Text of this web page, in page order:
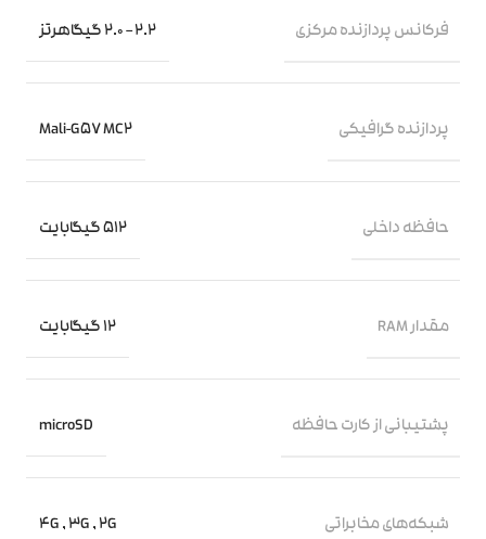
فرکانس پردازنده‌ مرکزی 2.2 – 2.0 گیگاهرتز
پردازنده‌ گرافیکی Mali-G57 MC2
حافظه داخلی 512 گیگابایت
مقدار RAM 12 گیگابایت
پشتیبانی از کارت حافظه microSD
شبکه‌های مخابراتی 4G,3G,2G